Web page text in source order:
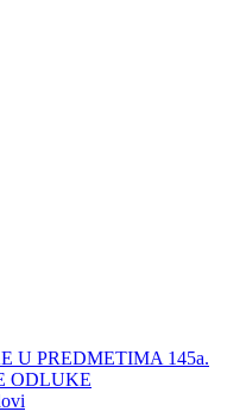
U PREDMETIMA 145a.
ODLUKE